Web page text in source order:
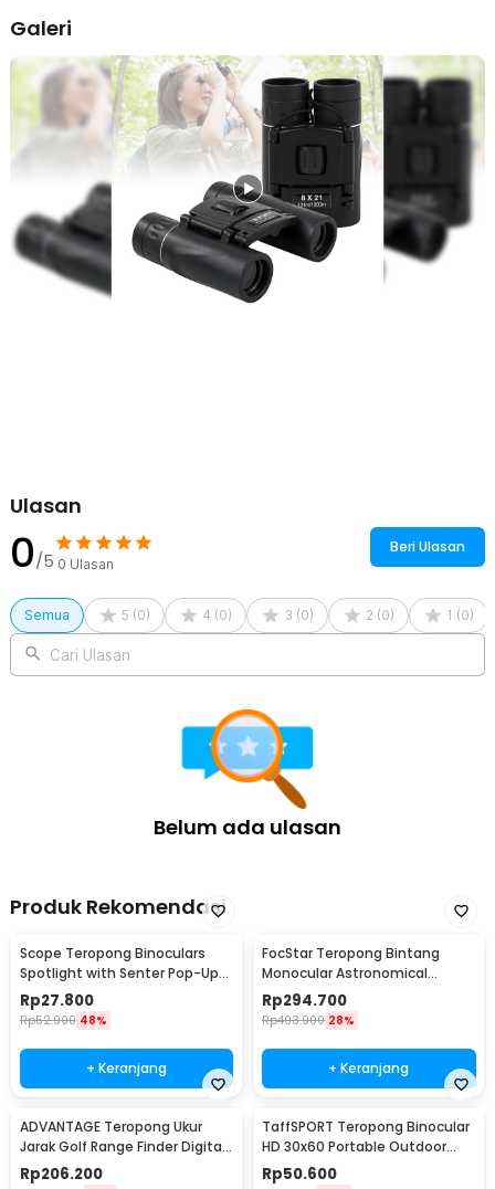
Galeri
Ulasan
0/5 0 Ulasan
Beri Ulasan
Semua 5 (0) 4 (0) 3 (0) 2 (0) 1 (0)
Cari Ulasan
Belum ada ulasan
Produk Rekomendasi
Scope Teropong Binoculars
Spotlight with Senter Pop-Up
Light 4x30mm - JYW-1226
Rp27.800
Rp52.900 48%
+ Keranjang
FocStar Teropong Bintang
Monocular Astronomical
Telescope 300/70mm -
F30070M
Rp294.700
Rp403.900 28%
+ Keranjang
ADVANTAGE Teropong Ukur
Jarak Golf Range Finder Digital
7x18 - AD-964
Rp206.200
TaffSPORT Teropong Binocular
HD 30x60 Portable Outdoor
126M/1000M
Rp50.600